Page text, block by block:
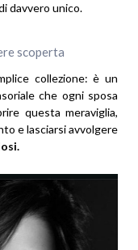
davvero unico.
scoperta
collezione: è un
che ogni sposa
questa meraviglia,
e lasciarsi avvolgere